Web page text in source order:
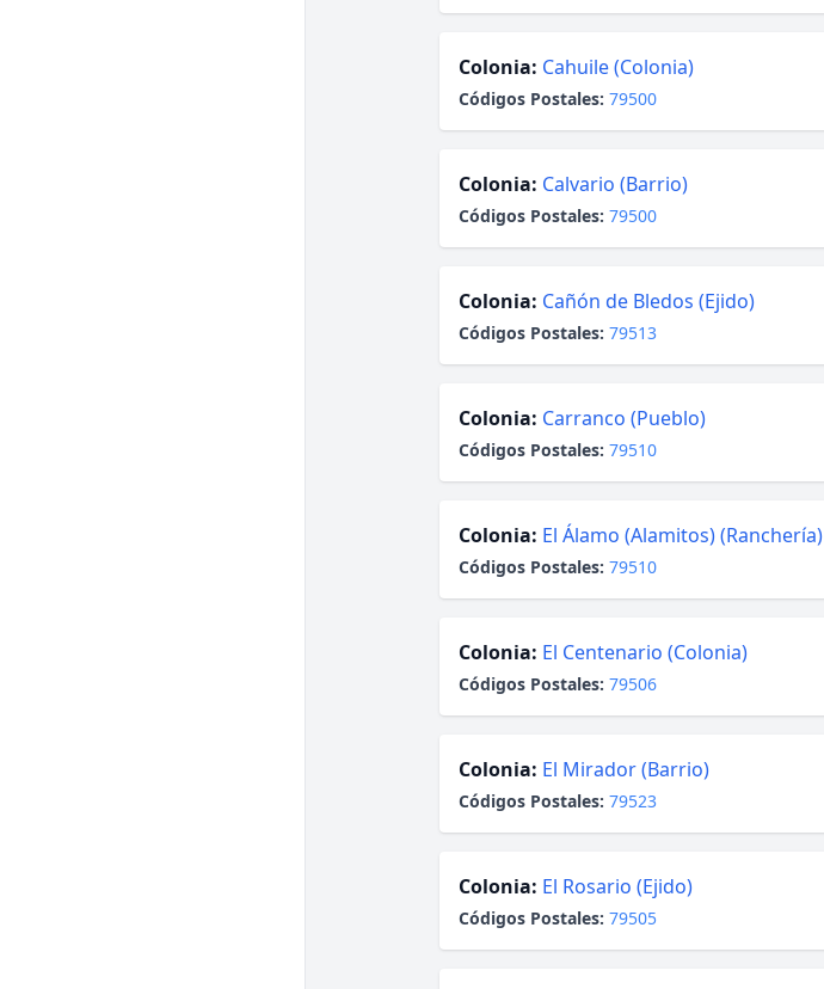
Colonia: Cahuile (Colonia)
Códigos Postales: 79500
Colonia: Calvario (Barrio)
Códigos Postales: 79500
Colonia: Cañón de Bledos (Ejido)
Códigos Postales: 79513
Colonia: Carranco (Pueblo)
Códigos Postales: 79510
Colonia: El Álamo (Alamitos) (Ranchería)
Códigos Postales: 79510
Colonia: El Centenario (Colonia)
Códigos Postales: 79506
Colonia: El Mirador (Barrio)
Códigos Postales: 79523
Colonia: El Rosario (Ejido)
Códigos Postales: 79505